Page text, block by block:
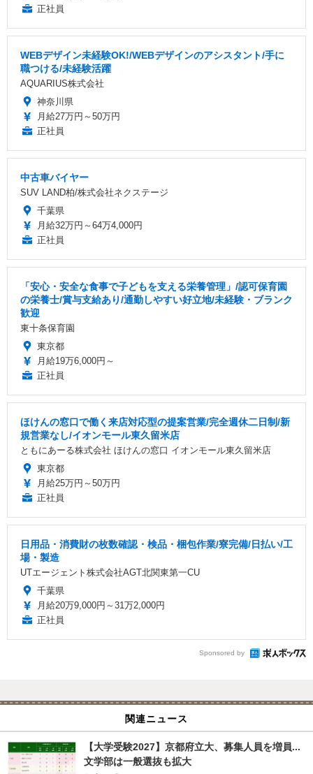
正社員
WEBデザイン未経験OK!/WEBデザインのアシスタント/手に
職つける/未経験活躍
AQUARIUS株式会社
神奈川県
月給27万円～50万円
正社員
中古車バイヤー
SUV LAND柏/株式会社ネクステージ
千葉県
月給32万円～64万4,000円
正社員
「安心・安全な食事で子どもを支える栄養管理」/認可保育園
の栄養士/賞与支給あり/通勤しやすい好立地/未経験・ブランク
歓迎
東十条保育園
東京都
月給19万6,000円～
正社員
ほけんの窓口で働く来店対応型の提案営業/完全週休二日制/新
規営業なし/イオンモール東久留米店
ともにあーる株式会社 ほけんの窓口 イオンモール東久留米店
東京都
月給25万円～50万円
正社員
日用品・消費財の枚数確認・検品・梱包作業/寮完備/日払い/工
場・製造
UTエージェント株式会社AGT北関東第一CU
千葉県
月給20万9,000円～31万2,000円
正社員
Sponsored by
関連ニュース
【大学受験2027】京都府立大、募集人員を増員...
文学部は一般選抜も拡大